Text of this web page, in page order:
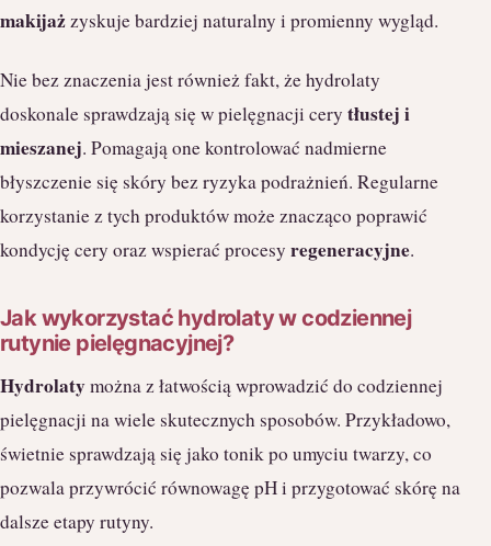
makijażzyskuje bardziej naturalny i promienny wygląd.
Nie bez znaczenia jest również fakt, że hydrolaty
doskonale sprawdzają się w pielęgnacji cery tłustej i
mieszanej. Pomagają one kontrolować nadmierne
błyszczenie się skóry bez ryzyka podrażnień. Regularne
korzystanie z tych produktów może znacząco poprawić
kondycję cery oraz wspierać procesy regeneracyjne.
Jak wykorzystać hydrolaty w codziennej
rutynie pielęgnacyjnej?
Hydrolatymożna z łatwością wprowadzić do codziennej
pielęgnacji na wiele skutecznych sposobów. Przykładowo,
świetnie sprawdzają się jako tonik po umyciu twarzy, co
pozwala przywrócić równowagę pH i przygotować skórę na
dalsze etapy rutyny.